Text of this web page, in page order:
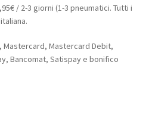
/ 2-3 giorni (1-3 pneumatici. Tutti i
Mastercard, Mastercard Debit,
Bancomat, Satispay e bonifico